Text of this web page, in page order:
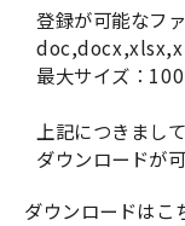
登録が可能なフ
最大サイズ：
上記につきまし
ダウンロードが可
ダウンロードはこ